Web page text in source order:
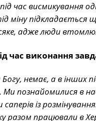
час висмикування
міну підкладається
адже люди
час виконання
немає, а в інших
познайомилися в
із
разом працювали в